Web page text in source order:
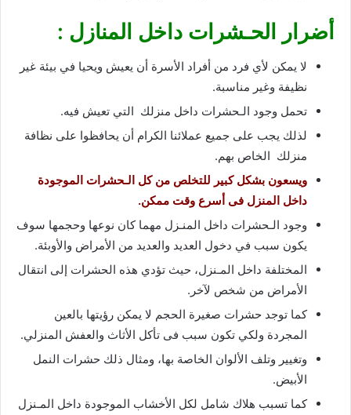
أضرار الحـشرات داخل المنازل :
لا يمكن لأي فرد من أفراد الأسرة أن يعيش ويحيا في بيئة غير
نظيفة وغير مناسبة.
تحمل وجود الـحشرات داخل منزلك التي تعيش فيه.
لذلك يجب على جميع عملائنا الكرام أن يحافظوا على نظافة
منزلك الخاص بهم.
ويسعون بشكل كبير للتخلص من كل الـحشرات الموجودة
داخل المنزل فى أسرع وقت ممكن.
وجود الـحشرات داخل المنـزل مهما كان نوعها وحجمها سوف
يكون سبب في دخول العديد والعديد من الأمراض والأوبئة.
المختلفة داخل المـنزل، حيث تؤدي هذه الحشرات إلى انتقال
الأمراض من شخص لآخر.
كما توجد حشرات صغيرة الحجم لا يمكن رؤيتها بالعين
المجردة ولكي تكون سبب فى تأكل الأثاث والعفش المنزلي.
وتغيير وتلف الألوان الخاصة بها، ومثال ذلك حشرات النمل
الأبيض.
كما تسبب هلاك شامل لكل الأخشاب الموجودة داخل المـنزل